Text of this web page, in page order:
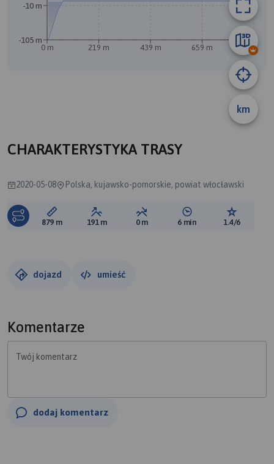
km
0 m 219 m 439 m 659 m 879 m
-105 m
-10 m
CHARAKTERYSTYKA TRASY
2020-05-08 Polska, kujawsko-pomorskie, powiat włocławski
Długość trasy:
879 m Suma przewyższeń:
191 m Suma spadków:
0 m Średni czas potrzebny
6 min Ocena
1.4/6
dojazd umieść
Komentarze
Twój komentarz
dodaj komentarz